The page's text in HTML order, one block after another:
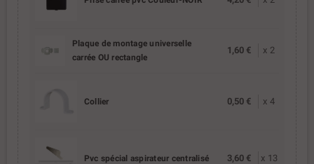
Plaque de montage universelle
carrée OU rectangle
1,60 € x 2
Collier 0,50 € x 4
Pvc spécial aspirateur centralisé 3,60 € x 13